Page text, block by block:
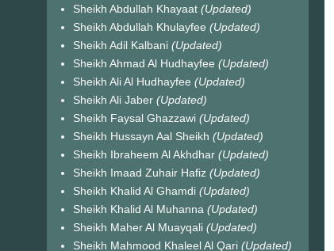
Sheikh Abdullah Khayaat (Updated)
Sheikh Abdullah Khulayfee (Updated)
Sheikh Adil Kalbani (Updated)
Sheikh Ahmad Al Hudhayfee (Updated)
Sheikh Ali Al Hudhayfee (Updated)
Sheikh Ali Jaber (Updated)
Sheikh Faysal Ghazzawi (Updated)
Sheikh Hussayn Aal Sheikh (Updated)
Sheikh Ibraheem Al Akhdhar (Updated)
Sheikh Imaad Zuhair Hafiz (Updated)
Sheikh Khalid Al Ghamdi (Updated)
Sheikh Khalid Al Muhanna (Updated)
Sheikh Maher Al Muayqali (Updated)
Sheikh Mahmood Khaleel Al Qari (Updated)